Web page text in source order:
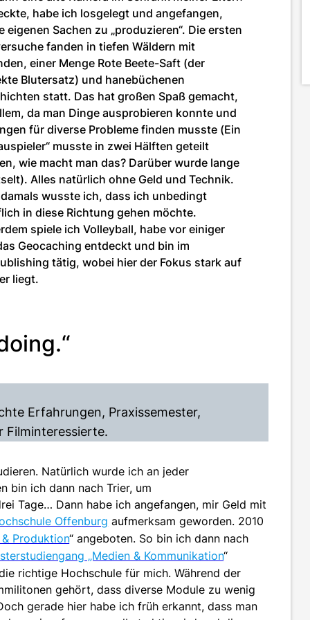
habe ich losgelegt und angefangen,
eigenen Sachen zu „produzieren“. Die ersten
fanden in tiefen Wäldern mit
einer Menge Rote Beete-Saft (der
Blutersatz) und hanebüchenen
statt. Das hat großen Spaß gemacht,
da man Dinge ausprobieren konnte und
für diverse Probleme finden musste (Ein
musste in zwei Hälften geteilt
wie macht man das? Darüber wurde lange
Alles natürlich ohne Geld und Technik.
wusste ich, dass ich unbedingt
in diese Richtung gehen möchte.
spiele ich Volleyball, habe vor einiger
Geocaching entdeckt und bin im
tätig, wobei hier der Fokus stark auf
liegt.
Erfahrungen, Praxissemester,
Filminteressierte.
Natürlich wurde ich an jeder
bin ich dann nach Trier, um
Tage… Dann habe ich angefangen, mir Geld mit
Offenburg aufmerksam geworden. 2010
Produktion“ angeboten. So bin ich dann nach
„Medien & Kommunikation“
richtige Hochschule für mich. Während der
gehört, dass diverse Module zu wenig
gerade hier habe ich früh erkannt, dass man